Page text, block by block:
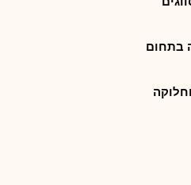
בתחום
אלחץ-מדיניות דיבידנד לשנת 2026 וחלוקה